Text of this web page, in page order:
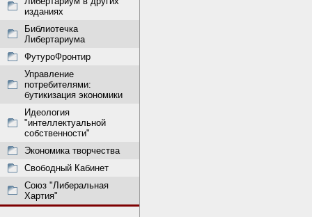
изданиях
Библиотечка
Либертариума
ФутуроФронтир
Управление
потребителями:
бутикизация экономики
Идеология
"интеллектуальной
собственности"
Экономика творчества
Свободный Кабинет
Союз "Либеральная
Хартия"